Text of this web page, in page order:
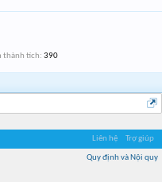
thành tích: 390
Liên hệ Trợ giúp
Quy định và Nội quy